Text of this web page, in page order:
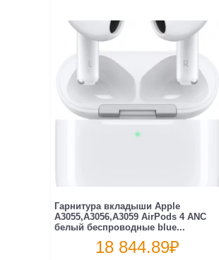
Гарнитура вкладыши Apple
A3055,A3056,A3059 AirPods 4 ANC
белый беспроводные blue...
18 844.89₽